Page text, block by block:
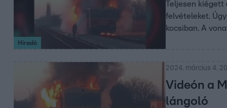
Híradó
Teljesen
felvételeket.
kocsiban. A
2024. március 4.
Videón a
lángoló